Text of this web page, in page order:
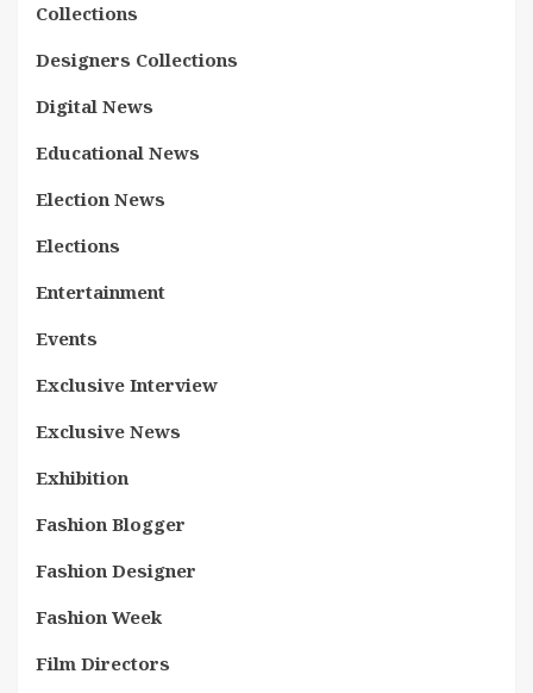
Collections
Designers Collections
Digital News
Educational News
Election News
Elections
Entertainment
Events
Exclusive Interview
Exclusive News
Exhibition
Fashion Blogger
Fashion Designer
Fashion Week
Film Directors